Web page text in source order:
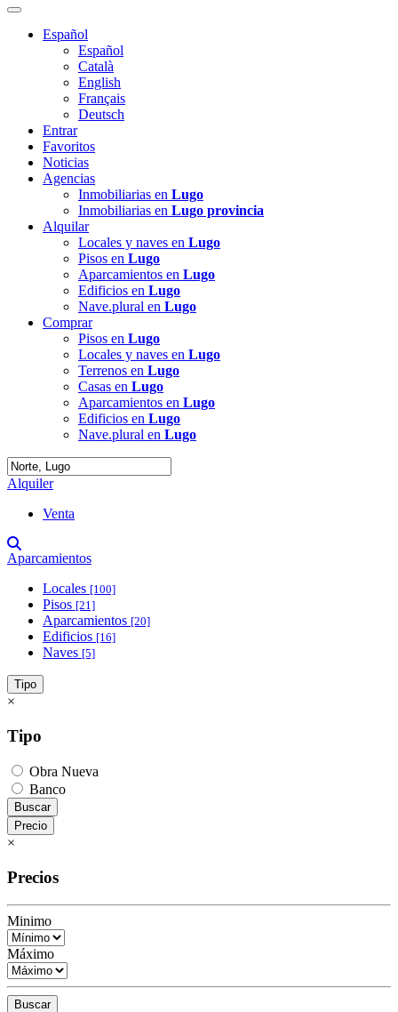
Español
Español
Català
English
Français
Deutsch
Entrar
Favoritos
Noticias
Agencias
Inmobiliarias en Lugo
Inmobiliarias en Lugo provincia
Alquilar
Locales y naves en Lugo
Pisos en Lugo
Aparcamientos en Lugo
Edificios en Lugo
Nave.plural en Lugo
Comprar
Pisos en Lugo
Locales y naves en Lugo
Terrenos en Lugo
Casas en Lugo
Aparcamientos en Lugo
Edificios en Lugo
Nave.plural en Lugo
Alquiler
Venta
Aparcamientos
Locales [100]
Pisos [21]
Aparcamientos [20]
Edificios [16]
Naves [5]
Tipo
×
Tipo
Obra Nueva
Banco
Buscar
Precio
×
Precios
Minimo
Máximo
Buscar